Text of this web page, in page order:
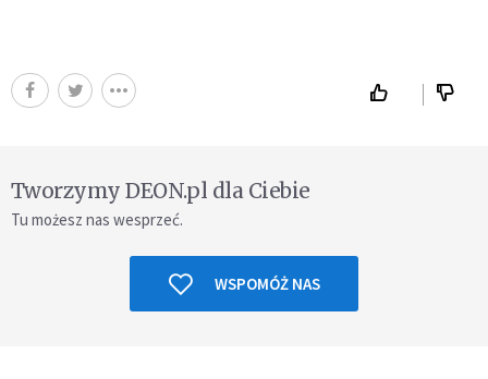
Tworzymy DEON.pl dla Ciebie
Tu możesz nas wesprzeć.
WSPOMÓŻ NAS